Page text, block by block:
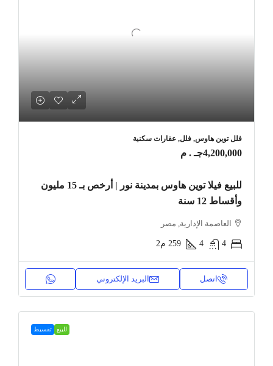
فلل توين هاوس, فلل, عقارات سكنية
4,200,000جـ . م
للبيع فيلا توين هاوس بمدينة نور | أرخص بـ 15 مليون
وأقساط 12 سنة
العاصمة الإدارية, مصر
4
4
259 م2
اتصل البريد الإلكتروني
للبيع تقسيط